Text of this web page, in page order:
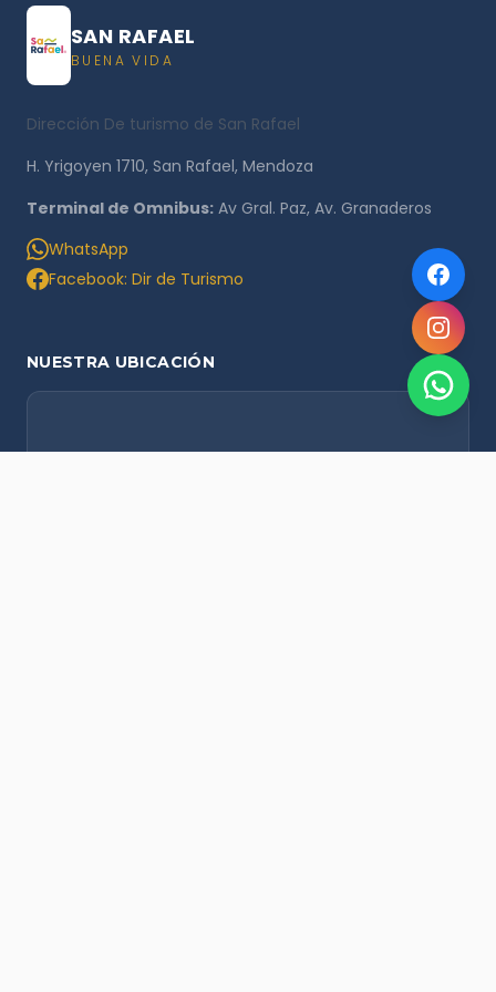
SAN RAFAEL
BUENA VIDA
Dirección De turismo de San Rafael
H. Yrigoyen 1710, San Rafael, Mendoza
Terminal de Omnibus: Av Gral. Paz, Av. Granaderos
WhatsApp
Facebook: Dir de Turismo
NUESTRA UBICACIÓN